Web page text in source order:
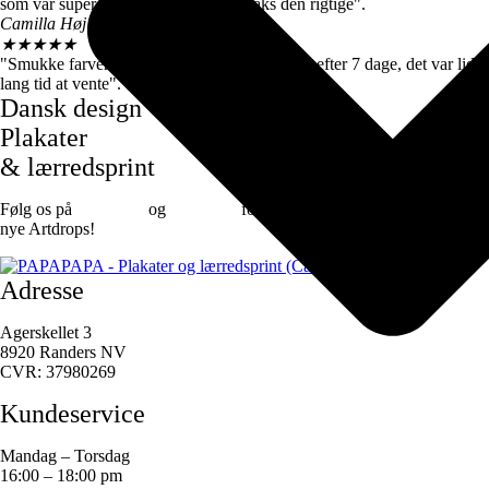
Camilla Høj
★★★★★
"Smukke farver og motiver, de kom dog først efter 7 dage, det var lidt
lang tid at vente".
Dansk design
Plakater
& lærredsprint
Følg os på og
for at være den første til at se de
nye Artdrops!
Adresse
Agerskellet 3
8920 Randers NV
CVR: 37980269
Kundeservice
Mandag – Torsdag
16:00 – 18:00 pm